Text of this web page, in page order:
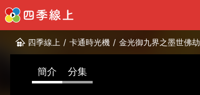
四季線上 / 卡通時光機 / 金光御九界之墨世佛劫
簡介 分集